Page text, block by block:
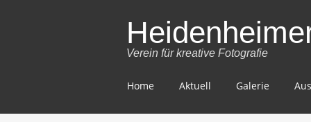
Verein für kreative Fotografie
Skip
content
Home Aktuell Galerie